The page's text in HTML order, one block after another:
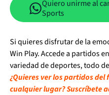
Quiero unirme al
Sports
Si quieres disfrutar de la
Win Play. Accede a partidos
variedad de deportes, todo
¿Quieres ver los partidos
cualquier lugar? Suscríbete